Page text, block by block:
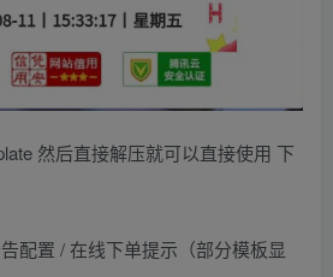
然后直接解压就可以直接使用 下
配置 / 在线下单提示（部分模板显